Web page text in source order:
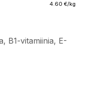
4.60 €/kg
B1-vitamiinia, E-